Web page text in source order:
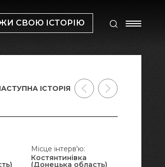
СВОЮ ІСТОРІЮ
Місце інтерв'ю:
Костянтинівка
(Донецька область)
ІСТОРІЯ